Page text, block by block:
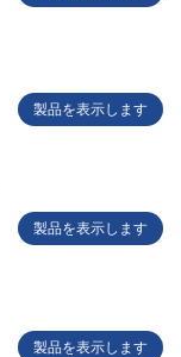
製品を表示します
製品を表示します
製品を表示します